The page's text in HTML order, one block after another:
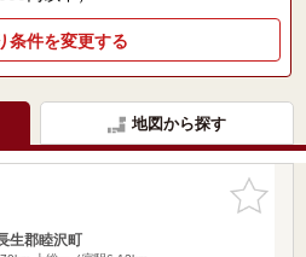
条件を変更する
地図から探す
お気に入
りに追加
生郡睦沢町